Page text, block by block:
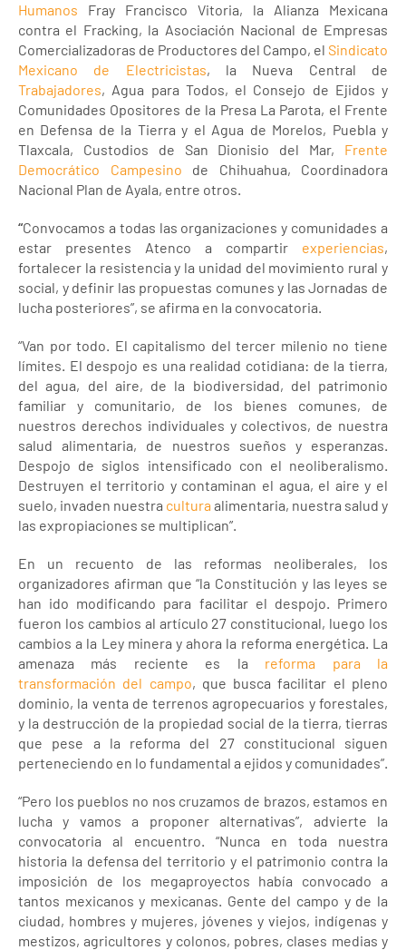
Humanos Fray Francisco Vitoria, la Alianza Mexicana
contra el Fracking, la Asociación Nacional de Empresas
Comercializadoras de Productores del Campo, el Sindicato
Mexicano de Electricistas, la Nueva Central de
Trabajadores, Agua para Todos, el Consejo de Ejidos y
Comunidades Opositores de la Presa La Parota, el Frente
en Defensa de la Tierra y el Agua de Morelos, Puebla y
Tlaxcala, Custodios de San Dionisio del Mar, Frente
Democrático Campesino de Chihuahua, Coordinadora
Nacional Plan de Ayala, entre otros.
“Convocamos a todas las organizaciones y comunidades a
estar presentes Atenco a compartir experiencias,
fortalecer la resistencia y la unidad del movimiento rural y
social, y definir las propuestas comunes y las Jornadas de
lucha posteriores”, se afirma en la convocatoria.
“Van por todo. El capitalismo del tercer milenio no tiene
límites. El despojo es una realidad cotidiana: de la tierra,
del agua, del aire, de la biodiversidad, del patrimonio
familiar y comunitario, de los bienes comunes, de
nuestros derechos individuales y colectivos, de nuestra
salud alimentaria, de nuestros sueños y esperanzas.
Despojo de siglos intensificado con el neoliberalismo.
Destruyen el territorio y contaminan el agua, el aire y el
suelo, invaden nuestra culturaalimentaria, nuestra salud y
las expropiaciones se multiplican”.
En un recuento de las reformas neoliberales, los
organizadores afirman que “la Constitución y las leyes se
han ido modificando para facilitar el despojo. Primero
fueron los cambios al artículo 27 constitucional, luego los
cambios a la Ley minera y ahora la reforma energética. La
amenaza más reciente es la reforma para la
transformación del campo, que busca facilitar el pleno
dominio, la venta de terrenos agropecuarios y forestales,
y la destrucción de la propiedad social de la tierra, tierras
que pese a la reforma del 27 constitucional siguen
perteneciendo en lo fundamental a ejidos y comunidades”.
“Pero los pueblos no nos cruzamos de brazos, estamos en
lucha y vamos a proponer alternativas”, advierte la
convocatoria al encuentro. “Nunca en toda nuestra
historia la defensa del territorio y el patrimonio contra la
imposición de los megaproyectos había convocado a
tantos mexicanos y mexicanas. Gente del campo y de la
ciudad, hombres y mujeres, jóvenes y viejos, indígenas y
mestizos, agricultores y colonos, pobres, clases medias y